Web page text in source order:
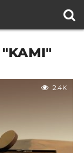
"KAMI"
2.4K